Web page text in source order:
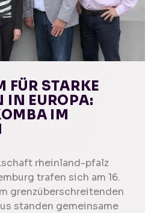
FÜR STARKE
IN EUROPA:
IM
rheinland-pfalz
trafen sich am 16.
grenzüberschreitenden
standen gemeinsame